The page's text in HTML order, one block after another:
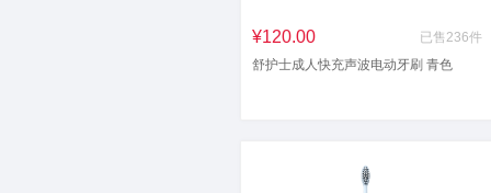
¥120.00
已售236件
舒护士成人快充声波电动牙刷 青色